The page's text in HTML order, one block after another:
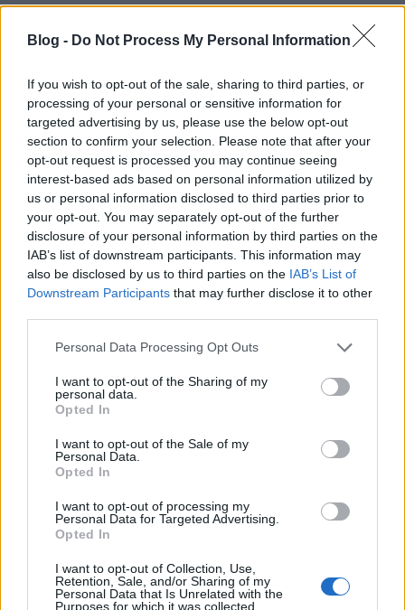
Blog - Do Not Process My Personal Information
If you wish to opt-out of the sale, sharing to third parties, or
processing of your personal or sensitive information for
targeted advertising by us, please use the below opt-out
section to confirm your selection. Please note that after your
opt-out request is processed you may continue seeing
interest-based ads based on personal information utilized by
us or personal information disclosed to third parties prior to
your opt-out. You may separately opt-out of the further
disclosure of your personal information by third parties on the
IAB’s list of downstream participants. This information may
also be disclosed by us to third parties on the IAB’s List of
Downstream Participants that may further disclose it to other
Please note that this website/app uses one or more Google
not limited to your visit or usage behaviour. You may click to
grant or deny consent to Google and its third-party tags to
use your data for below specified purposes in below Google
consent section.
Personal Data Processing Opt Outs
I want to opt-out of the Sharing of my
personal data.
Opted In
I want to opt-out of the Sale of my
Personal Data.
Opted In
I want to opt-out of processing my
Personal Data for Targeted Advertising.
Opted In
I want to opt-out of Collection, Use,
Retention, Sale, and/or Sharing of my
Personal Data that Is Unrelated with the
Purposes for which it was collected.
Ajánlott bejegyzések:
a függetlenedés napja
magyar box office: no para
usa box office: toy's play
magyar box office: százegymillió éj